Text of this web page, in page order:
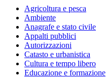
Agricoltura e pesca
Ambiente
Anagrafe e stato civile
Appalti pubblici
Autorizzazioni
Catasto e urbanistica
Cultura e tempo libero
Educazione e formazione